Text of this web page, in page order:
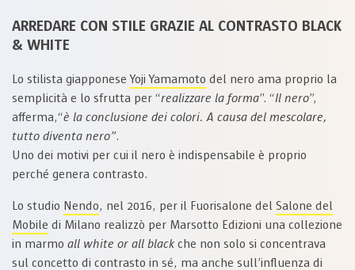
ARREDARE CON STILE GRAZIE AL CONTRASTO BLACK
& WHITE
Lo stilista giapponeseYoji Yamamoto del nero ama proprio la
semplicità e lo sfrutta per “realizzare la forma”. “Il nero”,
afferma,“è la conclusione dei colori. A causa del mescolare,
tutto diventa nero”.
Uno dei motivi per cui il nero è indispensabile è proprio
perché genera contrasto.
Lo studio Nendo, nel 2016, per il Fuorisalone del Salone del
Mobile di Milano realizzò per Marsotto Edizioni una collezione
in marmo all white or all black che non solo si concentrava
sul concetto di contrasto in sé, ma anche sull’influenza di